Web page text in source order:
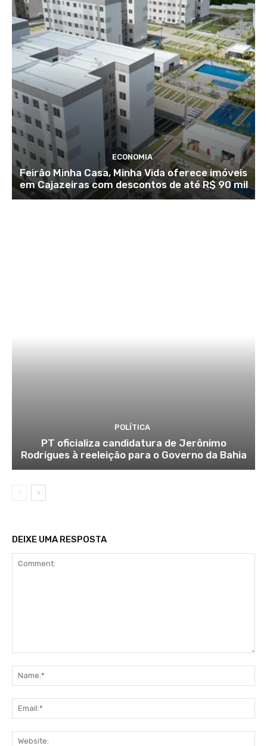
ECONOMIA
Feirão Minha Casa, Minha Vida oferece imóveis
em Cajazeiras com descontos de até R$ 90 mil
POLÍTICA
PT oficializa candidatura de Jerônimo
Rodrigues à reeleição para o Governo da Bahia
DEIXE UMA RESPOSTA